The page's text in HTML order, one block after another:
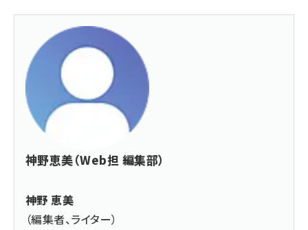
神野恵美（Web担 編集部）
神野 恵美
（編集者、ライター）